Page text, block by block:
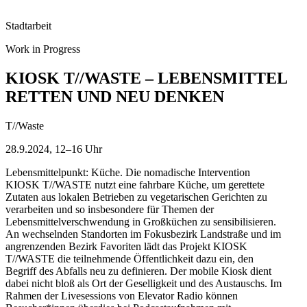
Stadtarbeit
Work in Progress
KIOSK T//WASTE – LEBENSMITTEL
RETTEN UND NEU DENKEN
T//Waste
28.9.2024, 12–16 Uhr
Lebensmittelpunkt: Küche. Die nomadische Intervention
KIOSK T//WASTE nutzt eine fahrbare Küche, um gerettete
Zutaten aus lokalen Betrieben zu vegetarischen Gerichten zu
verarbeiten und so insbesondere für Themen der
Lebensmittelverschwendung in Großküchen zu sensibilisieren.
An wechselnden Standorten im Fokusbezirk Landstraße und im
angrenzenden Bezirk Favoriten lädt das Projekt KIOSK
T//WASTE die teilnehmende Öffentlichkeit dazu ein, den
Begriff des Abfalls neu zu definieren. Der mobile Kiosk dient
dabei nicht bloß als Ort der Geselligkeit und des Austauschs. Im
Rahmen der Livesessions von Elevator Radio können